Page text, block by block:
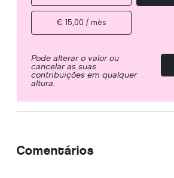
€ 15,00 / mês
Pode alterar o valor ou
cancelar as suas
contribuições em qualquer
altura.
Comentários